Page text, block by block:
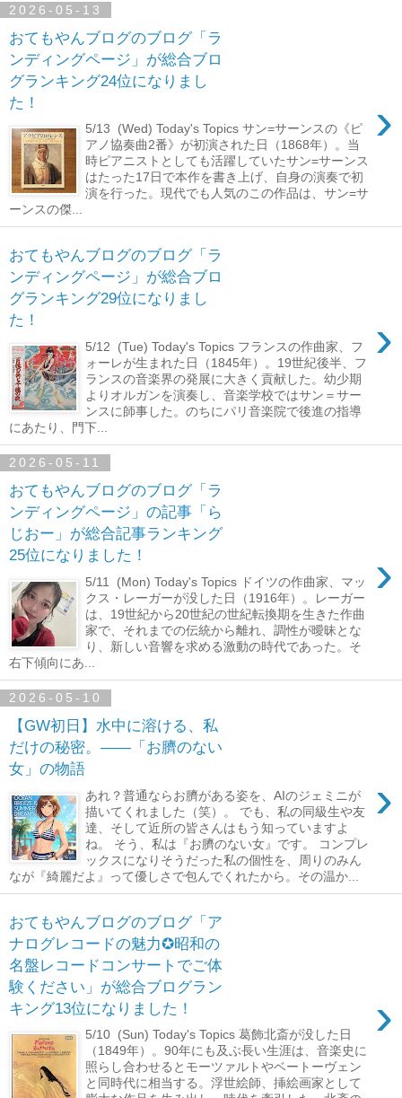
2026-05-13
おてもやんブログのブログ「ラ
ンディングページ」が総合ブロ
グランキング24位になりまし
た！
›
5/13 (Wed) Today's Topics サン=サーンスの《ピ
アノ協奏曲2番》が初演された日（1868年）。当
時ピアニストとしても活躍していたサン=サーンス
はたった17日で本作を書き上げ、自身の演奏で初
演を行った。現代でも人気のこの作品は、サン=サ
ーンスの傑...
おてもやんブログのブログ「ラ
ンディングページ」が総合ブロ
グランキング29位になりまし
た！
›
5/12 (Tue) Today's Topics フランスの作曲家、フ
ォーレが生まれた日（1845年）。19世紀後半、フ
ランスの音楽界の発展に大きく貢献した。幼少期
よりオルガンを演奏し、音楽学校ではサン＝サー
ンスに師事した。のちにパリ音楽院で後進の指導
にあたり、門下...
2026-05-11
おてもやんブログのブログ「ラ
ンディングページ」の記事「ら
じおー」が総合記事ランキング
25位になりました！
›
5/11 (Mon) Today's Topics ドイツの作曲家、マッ
クス・レーガーが没した日（1916年）。レーガー
は、19世紀から20世紀の世紀転換期を生きた作曲
家で、それまでの伝統から離れ、調性が曖昧とな
り、新しい音響を求める激動の時代であった。そ
右下傾向にあ...
2026-05-10
【GW初日】水中に溶ける、私
だけの秘密。――「お臍のない
女」の物語
›
あれ？普通ならお臍がある姿を、AIのジェミニが
描いてくれました（笑）。 でも、私の同級生や友
達、そして近所の皆さんはもう知っていますよ
ね。 そう、私は『お臍のない女』です。 コンプレ
ックスになりそうだった私の個性を、周りのみん
なが『綺麗だよ』って優しさで包んでくれたから。その温か...
おてもやんブログのブログ「ア
ナログレコードの魅力✪昭和の
名盤レコードコンサートでご体
験ください」が総合ブログラン
キング13位になりました！
›
5/10 (Sun) Today's Topics 葛飾北斎が没した日
（1849年）。90年にも及ぶ長い生涯は、音楽史に
照らし合わせるとモーツァルトやベートーヴェン
と同時代に相当する。浮世絵師、挿絵画家として